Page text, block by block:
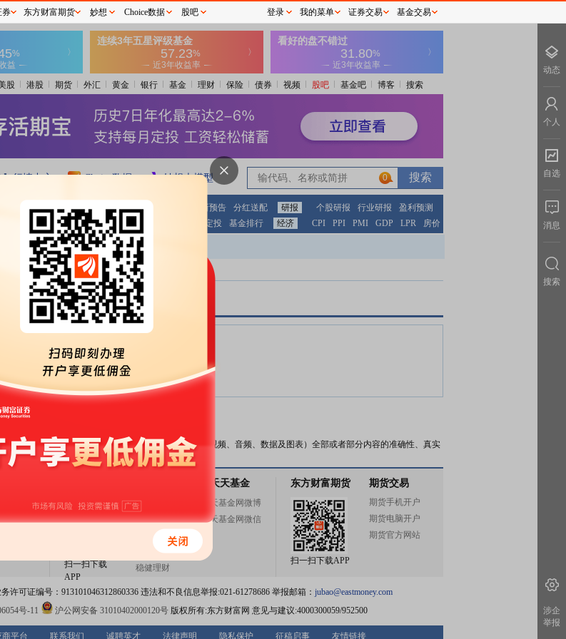
股 港股 期货 外汇 黄金 银行 基金 理财 保险 债券 视频 股吧 基金吧 博客 搜索
行情中心 Choice数据 妙想大模型 0
公告大全 条件选股 财报 业绩报表 最新预告 分红送配 研报 个股研报 行业研报
盈利预测
板块资金 沪 港 通 基金 基金定投 基金排行 经济 CPI PPI PMI GDP LPR 房价
期货 | 外汇 | 黄金 | 自选股 自选基金
暂无数据
关。东方财富网不保证该信息（包括但不限于文字、视频、音频、数据及图表）全部或者部分内容的准确性、真实
不对您构成任何投资建议，据此操作，风险自担。
富网微博
网微信
扫一扫下载
APP
基金开户
基金交易
活期宝
基金产品
稳健理财
关注天天基金
天天基金网微博
天天基金网微信
东方财富期货
扫一扫下载APP
期货交易
期货手机开户
期货电脑开户
期货官方网站
可证编号：913101046312860336 违法和不良信息举报:021-61278686 举报邮箱： jubao@eastmoney.com
号-11 沪公网安备 31010402000120号版权所有:东方财富网 意见与建议:4000300059/952500
商平台 联系我们 诚聘英才 法律声明 隐私保护 征稿启事 友情链接
券 东方财富期货 妙想 Choice数据 股吧 登录 我的菜单 证券交易 基金交易
动态
个人
自选
消息
搜索
涉企
举报